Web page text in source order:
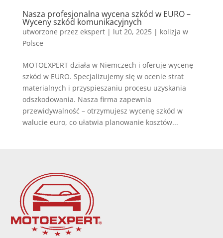
Nasza profesjonalna wycena szkód w EURO –
Wyceny szkód komunikacyjnych
utworzone przez ekspert| lut 20, 2025| kolizja w
Polsce
MOTOEXPERT działa w Niemczech i oferuje wycenę
szkód w EURO. Specjalizujemy się w ocenie strat
materialnych i przyspieszaniu procesu uzyskania
odszkodowania. Nasza firma zapewnia
przewidywalność – otrzymujesz wycenę szkód w
walucie euro, co ułatwia planowanie kosztów...